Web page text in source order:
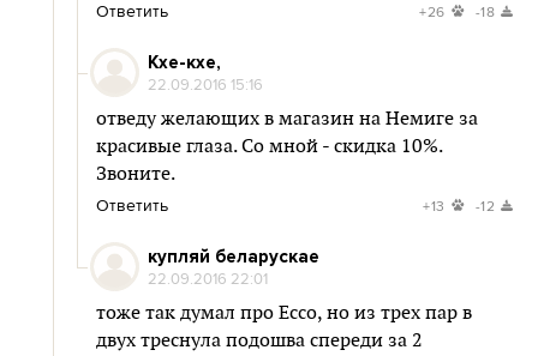
Ответить +26 -18
Кхе-кхе,
22.09.2016 15:16
отведу желающих в магазин на Немиге за
красивые глаза. Со мной - скидка 10%.
Звоните.
Ответить +13 -12
купляй беларускае
22.09.2016 22:01
тоже так думал про Ecco, но из трех пар в
двух треснула подошва спереди за 2